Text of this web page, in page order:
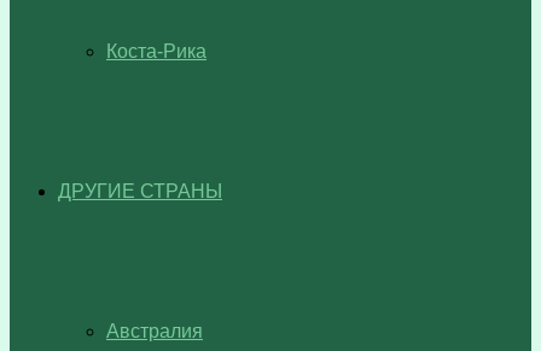
Коста-Рика
ДРУГИЕ СТРАНЫ
Австралия